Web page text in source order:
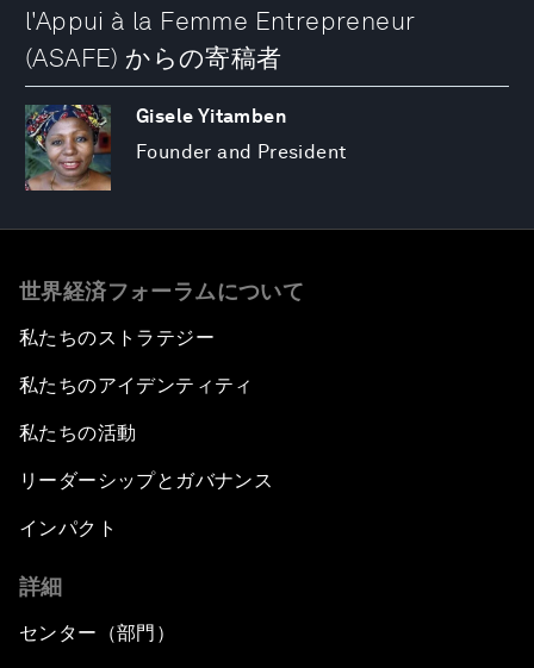
l'Appui à la Femme Entrepreneur
(ASAFE) からの寄稿者
Gisele Yitamben
Founder and President
世界経済フォーラムについて
私たちのストラテジー
私たちのアイデンティティ
私たちの活動
リーダーシップとガバナンス
インパクト
詳細
センター（部門）